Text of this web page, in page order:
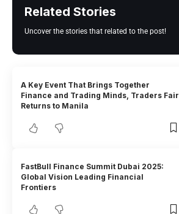
Related Stories
Uncover the stories that related to the post!
A Key Event That Brings Together
Finance and Trading Minds, Traders Fair
Returns to Manila
FastBull Finance Summit Dubai 2025:
Global Vision Leading Financial
Frontiers